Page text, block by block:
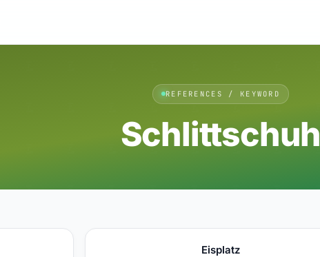
REFERENCES / KEYWORD
Schlittschuh
Eisplatz